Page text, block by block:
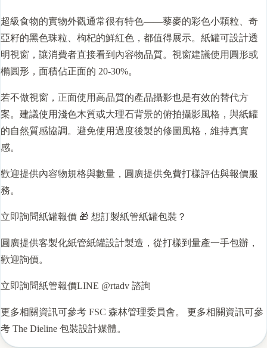
超級食物的實物外觀通常很有特色——藜麥的彩色小顆粒、奇
亞籽的黑色珠粒、枸杞的鮮紅色，都值得展示。紙罐可設計透
明視窗，讓消費者直接看到內容物品質。視窗建議使用圓形或
橢圓形，面積佔正面的 20-30%。
若不做視窗，正面使用高品質的產品攝影也是有效的替代方
案。建議使用淺色木質或大理石背景的俯拍攝影風格，與紙罐
的自然質感協調。避免使用過度後製的修圖風格，維持真實
感。
歡迎提供內容物規格與數量，圓廣提供免費打樣評估與報價服
務。
立即詢問紙罐報價 🎁 想訂製紙管紙罐包裝？
圓廣提供客製化紙管紙罐設計製造，從打樣到量產一手包辦，
歡迎詢價。
立即詢問紙管報價LINE @rtadv 諮詢
更多相關資訊可參考 FSC 森林管理委員會。 更多相關資訊可參
考 The Dieline 包裝設計媒體。